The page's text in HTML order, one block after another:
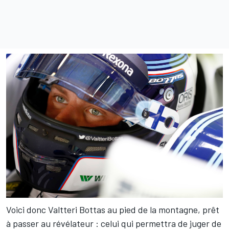
Voici donc Valtteri Bottas au pied de la montagne, prêt
à passer au révélateur : celui qui permettra de juger de